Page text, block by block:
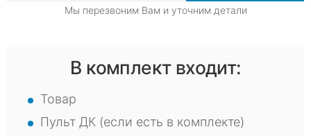
Мы перезвоним Вам и уточним детали
В комплект входит:
Товар
Пульт ДК (если есть в комплекте)